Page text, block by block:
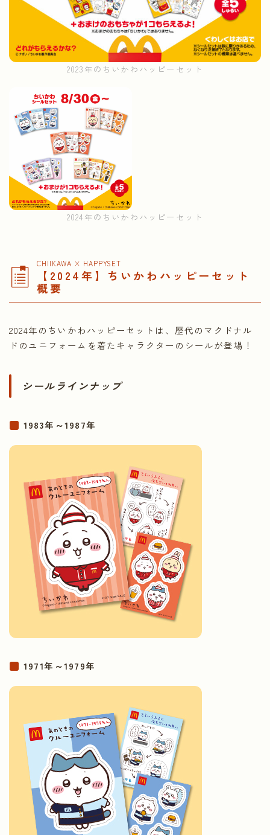
2023年のちいかわハッピーセット
2024年のちいかわハッピーセット
CHIIKAWA × HAPPYSET
【2024年】ちいかわハッピーセット
概要
2024年のちいかわハッピーセットは、歴代のマクドナル
ドのユニフォームを着たキャラクターのシールが登場！
シールラインナップ
1983年～1987年
1971年～1979年